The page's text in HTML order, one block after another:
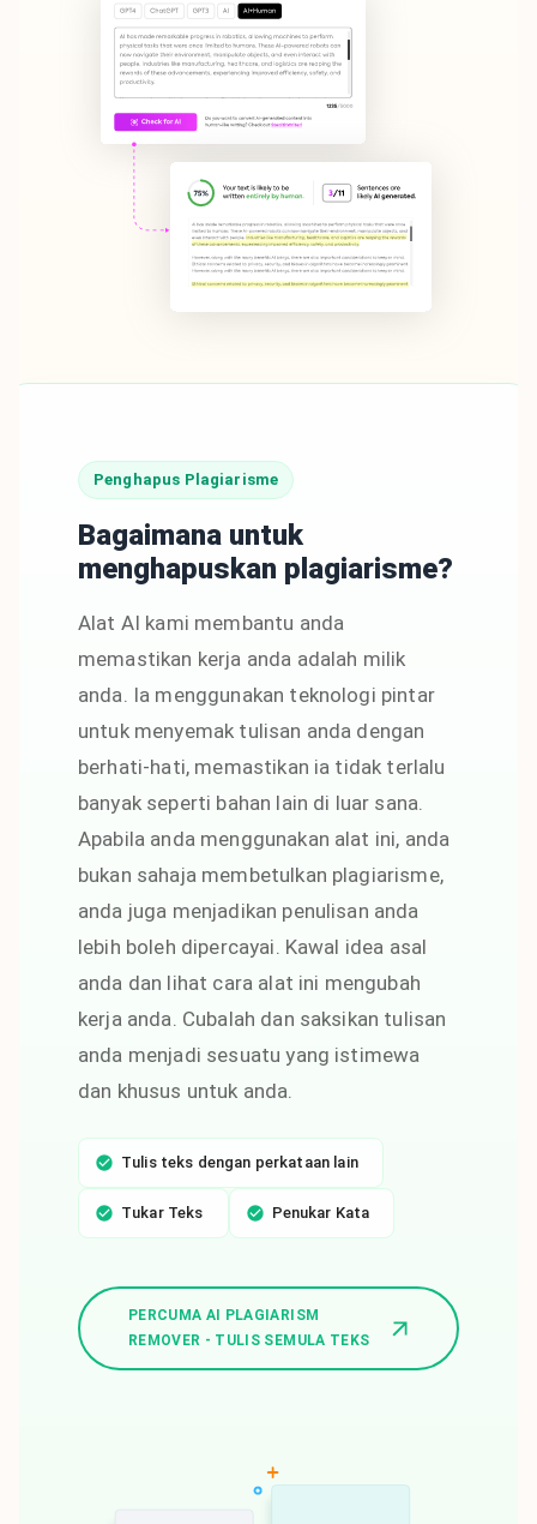
Penghapus Plagiarisme
Bagaimana untuk
menghapuskan plagiarisme?
Alat AI kami membantu anda
memastikan kerja anda adalah milik
anda. Ia menggunakan teknologi pintar
untuk menyemak tulisan anda dengan
berhati-hati, memastikan ia tidak terlalu
banyak seperti bahan lain di luar sana.
Apabila anda menggunakan alat ini, anda
bukan sahaja membetulkan plagiarisme,
anda juga menjadikan penulisan anda
lebih boleh dipercayai. Kawal idea asal
anda dan lihat cara alat ini mengubah
kerja anda. Cubalah dan saksikan tulisan
anda menjadi sesuatu yang istimewa
dan khusus untuk anda.
Tulis teks dengan perkataan lain
Tukar Teks Penukar Kata
PERCUMA AI PLAGIARISM
REMOVER - TULIS SEMULA TEKS